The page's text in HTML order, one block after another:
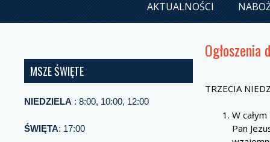
AKTUALNOŚCI
MSZE ŚWIĘTE
NIEDZIELA : 8:00, 10:00, 12:00
ŚWIĘTA: 17:00
TRZECIA
W
Pan